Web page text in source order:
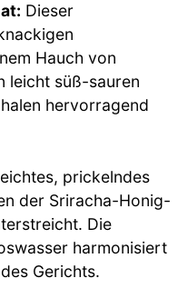
Dieser
Hauch von
leicht süß-sauren
hervorragend
prickelndes
der Sriracha-Honig-
Die
harmonisiert
Gerichts.